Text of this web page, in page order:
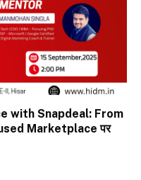
with Snapdeal: From
Marketplace पर